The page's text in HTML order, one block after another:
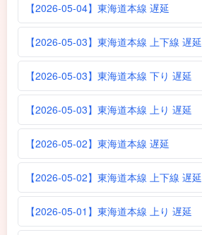
【2026-05-04】東海道本線 遅延
【2026-05-03】東海道本線 上下線 遅延
【2026-05-03】東海道本線 下り 遅延
【2026-05-03】東海道本線 上り 遅延
【2026-05-02】東海道本線 遅延
【2026-05-02】東海道本線 上下線 遅延
【2026-05-01】東海道本線 上り 遅延